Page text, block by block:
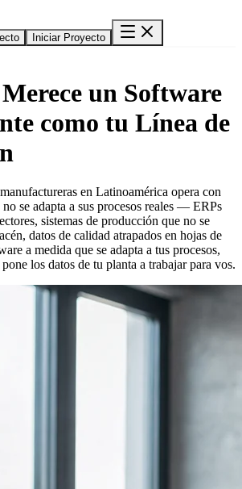
Iniciar Proyecto
un Software
como tu Línea de
en Latinoamérica opera con
se adapta a sus procesos reales — ERPs
sistemas de producción que no se
datos de calidad atrapados en hojas de
a medida que se adapta a tus procesos,
los datos de tu planta a trabajar para vos.